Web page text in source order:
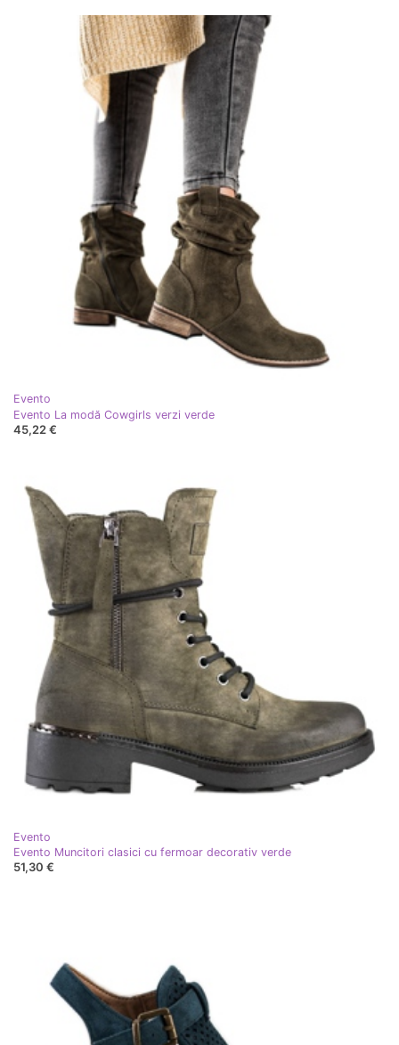
Evento
Evento La modă Cowgirls verzi verde
45,22 €
Evento
Evento Muncitori clasici cu fermoar decorativ verde
51,30 €